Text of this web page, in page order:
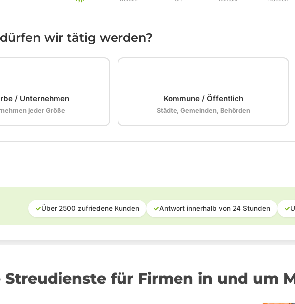
wir tätig werden?
/ Unternehmen
jeder Größe
Kommune / Öffentlich
Städte, Gemeinden, Behörden
✓Über 2500 zufriedene Kunden ✓Antwort innerhalb von 24 Stunden ✓
Streudienste für Firmen in und um